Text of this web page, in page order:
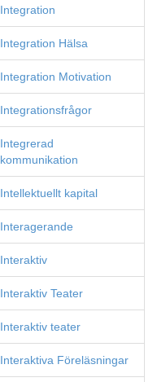
Integration
Integration Hälsa
Integration Motivation
Integrationsfrågor
Integrerad
kommunikation
Intellektuellt kapital
Interagerande
Interaktiv
Interaktiv Teater
Interaktiv teater
Interaktiva Föreläsningar